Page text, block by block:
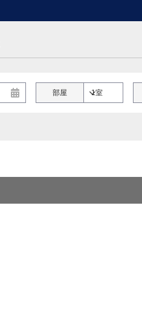
部屋